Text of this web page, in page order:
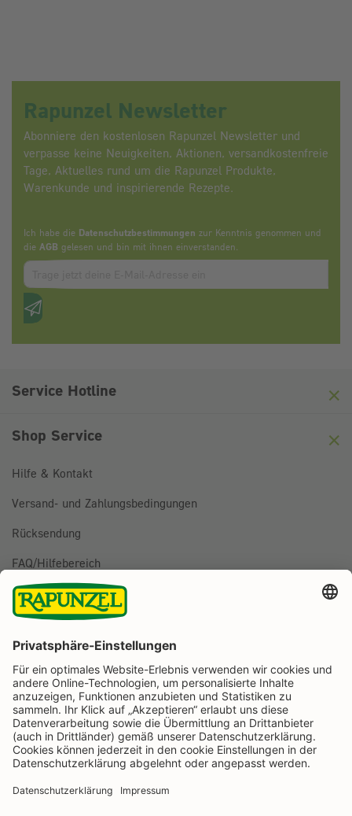
Rapunzel Newsletter
Abonniere den kostenlosen Rapunzel Newsletter und
verpasse keine Neuigkeiten, Aktionen, versandkostenfreie
Tage, Aktuelles rund um die Rapunzel Produkte,
Warenkunde und inspirierende Rezepte.
Ich habe die Datenschutzbestimmungen zur Kenntnis genommen und
die AGB gelesen und bin mit ihnen einverstanden.
Zum abbonieren des Newsletters, bitte E-Mail Adresse
Anti-Roboter-Verifizierung
Service Hotline
Shop Service
Hilfe & Kontakt
Versand- und Zahlungsbedingungen
Rücksendung
FAQ/Hilfebereich
BESTELLUNG WIDERRUFEN
Rapunzel Naturkost auf Facebook
Rapunzel Naturkost auf Instagram
Rapunzel Naturkost auf YouTube
Rapunzel Naturkost auf Pinterest
Rapunzel Naturkost auf LinkedIn
Informationen
Zahlungsarten